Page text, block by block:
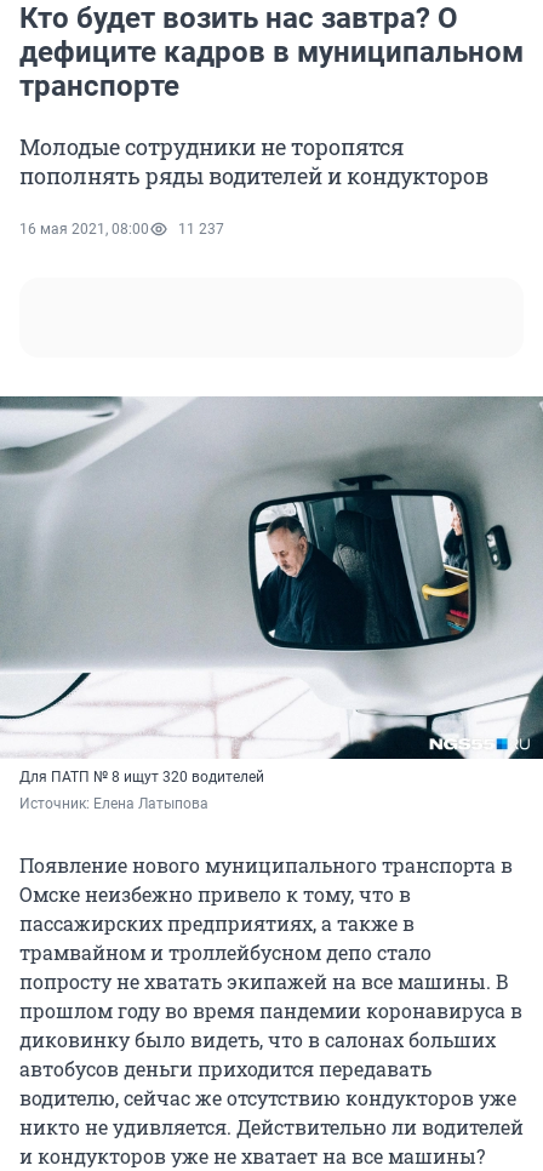
Кто будет возить нас завтра? О
дефиците кадров в муниципальном
транспорте
Молодые сотрудники не торопятся
пополнять ряды водителей и кондукторов
16 мая 2021, 08:00 11 237
Для ПАТП № 8 ищут 320 водителей
Источник: Елена Латыпова
Появление нового муниципального транспорта в
Омске неизбежно привело к тому, что в
пассажирских предприятиях, а также в
трамвайном и троллейбусном депо стало
попросту не хватать экипажей на все машины. В
прошлом году во время пандемии коронавируса в
диковинку было видеть, что в салонах больших
автобусов деньги приходится передавать
водителю, сейчас же отсутствию кондукторов уже
никто не удивляется. Действительно ли водителей
и кондукторов уже не хватает на все машины?